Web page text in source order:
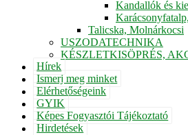
Kandallók és
Talicska, Molnárkocsi
USZODATECHNIKA
KÉSZLETKISÖPRÉS,
Hírek
Ismerj meg minket
Elérhetőségeink
GYIK
Képes Fogyasztói Tájékoztató
Hirdetések